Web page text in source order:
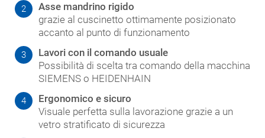
2
Asse mandrino rigido
grazie al cuscinetto ottimamente posizionato
accanto al punto di funzionamento
3
Lavori con il comando usuale
Possibilità di scelta tra comando della macchina
SIEMENS o HEIDENHAIN
4
Ergonomico e sicuro
Visuale perfetta sulla lavorazione grazie a un
vetro stratificato di sicurezza